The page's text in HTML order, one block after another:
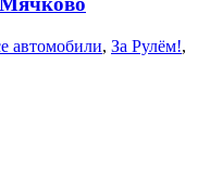
автомобили, За Рулём!,